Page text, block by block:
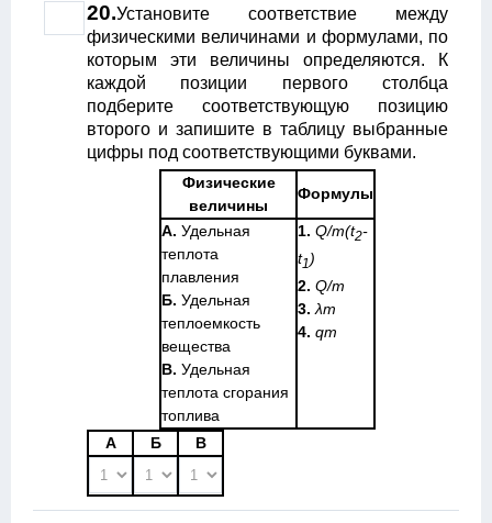
20.Установите соответствие между
физическими величинами и формулами, по
которым эти величины определяются. К
каждой позиции первого столбца
подберите соответствующую позицию
второго и запишите в таблицу выбранные
цифры под соответствующими буквами.
Физические
величины
Формулы
А. Удельная
теплота
плавления
Б. Удельная
теплоемкость
вещества
В. Удельная
теплота сгорания
топлива
1. Q/m(t2-
t1 )
2. Q/m
3. λm
4. qm
А Б В